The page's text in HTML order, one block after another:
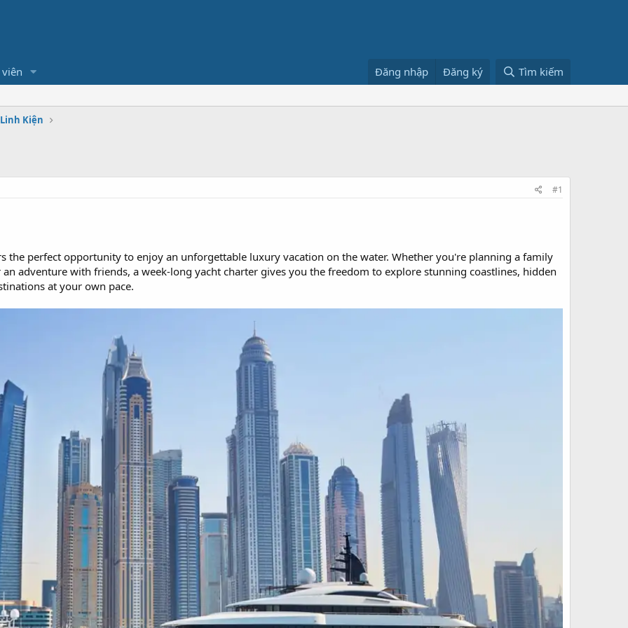
Đăng nhập Đăng ký Tìm kiếm
Kiện
#1
the perfect opportunity to enjoy an unforgettable luxury vacation on the water. Whether you're planning a family
adventure with friends, a week-long yacht charter gives you the freedom to explore stunning coastlines, hidden
at your own pace.